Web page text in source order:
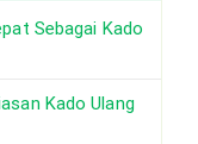
Sebagai Kado
Kado Ulang